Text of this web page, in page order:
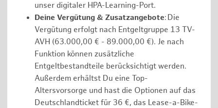
unser digitaler HPA-Learning-Port.
Deine Vergütung & Zusatzangebote: Die
Vergütung erfolgt nach Entgeltgruppe 13 TV-
AVH (63.000,00 € - 89.000,00 €). Je nach
Funktion können zusätzliche
Entgeltbestandteile berücksichtigt werden.
Außerdem erhältst Du eine Top-
Altersvorsorge und hast die Optionen auf das
Deutschlandticket für 36 €, das Lease-a-Bike-